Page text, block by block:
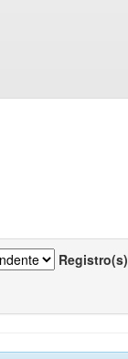
Registro(s)